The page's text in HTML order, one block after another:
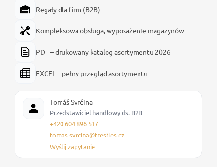
Regały dla firm (B2B)
Kompleksowa obsługa, wyposażenie magazynów
PDF – drukowany katalog asortymentu 2026
EXCEL – pełny przegląd asortymentu
Tomáš Svrčina
Przedstawiciel handlowy ds. B2B
+420 604 896 517
tomas.svrcina@trestles.cz
Wyślij zapytanie